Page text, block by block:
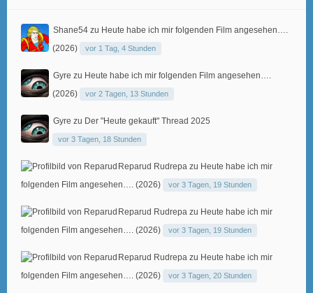
Shane54 zu Heute habe ich mir folgenden Film angesehen….
(2026)
vor 1 Tag, 4 Stunden
Gyre zu Heute habe ich mir folgenden Film angesehen….
(2026)
vor 2 Tagen, 13 Stunden
Gyre zu Der "Heute gekauft" Thread 2025
vor 3 Tagen, 18 Stunden
Reparud Rudrepa zu Heute habe ich mir
folgenden Film angesehen…. (2026)
vor 3 Tagen, 19 Stunden
Reparud Rudrepa zu Heute habe ich mir
folgenden Film angesehen…. (2026)
vor 3 Tagen, 19 Stunden
Reparud Rudrepa zu Heute habe ich mir
folgenden Film angesehen…. (2026)
vor 3 Tagen, 20 Stunden